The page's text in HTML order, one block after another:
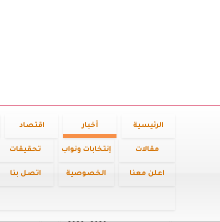
الرئيسية أخبار اقتصاد
مقالات إنتخابات ونواب تحقيقات
اعلن معنا الخصوصية اتصل بنا